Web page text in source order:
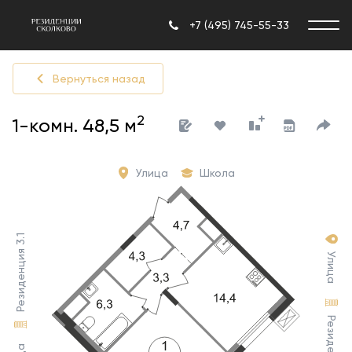
+7 (495) 745-55-33
Вернуться назад
1-комн. 48,5 м2
Резиденция 3.1 Улица
Улица Школа